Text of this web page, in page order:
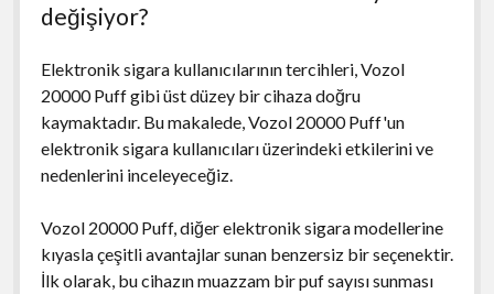
değişiyor?
Elektronik sigara kullanıcılarının tercihleri, Vozol
20000 Puff gibi üst düzey bir cihaza doğru
kaymaktadır. Bu makalede, Vozol 20000 Puff'un
elektronik sigara kullanıcıları üzerindeki etkilerini ve
nedenlerini inceleyeceğiz.
Vozol 20000 Puff, diğer elektronik sigara modellerine
kıyasla çeşitli avantajlar sunan benzersiz bir seçenektir.
İlk olarak, bu cihazın muazzam bir puf sayısı sunması